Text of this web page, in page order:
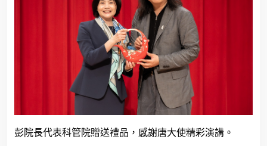
彭院長代表科管院贈送禮品，感謝唐大使精彩演講。